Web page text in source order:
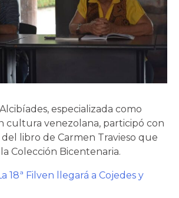
especializada como
cultura venezolana, participó con
libro de Carmen Travieso que
Colección Bicentenaria.
18ª Filven llegará a Cojedes y